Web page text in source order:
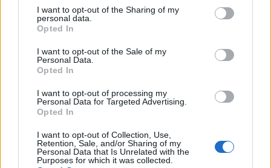
I want to opt-out of the Sharing of my
personal data.
Opted In
I want to opt-out of the Sale of my
Personal Data.
Opted In
I want to opt-out of processing my
Personal Data for Targeted Advertising.
Opted In
I want to opt-out of Collection, Use,
Retention, Sale, and/or Sharing of my
Personal Data that Is Unrelated with the
Purposes for which it was collected.
Protection Cooperation Network; CPC) fellépést folytatott
egyes online kereskedelmi módszerekkel szemben, melyek
– manipulatív eszközökkel – nem kívánt előfizetésekre
veszik rá a fogyasztókat. Példaként egy ingyenes
próbaverziót, vagy kedvező bevezető ajánlatot ígérve...
KEDVES OLVASÓNK!
tartozik, melynek olvasása előfizetéses
regisztrációhoz kötött.